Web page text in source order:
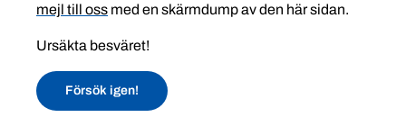
mejl till oss med en skärmdump av den här sidan.
Ursäkta besväret!
Försök igen!